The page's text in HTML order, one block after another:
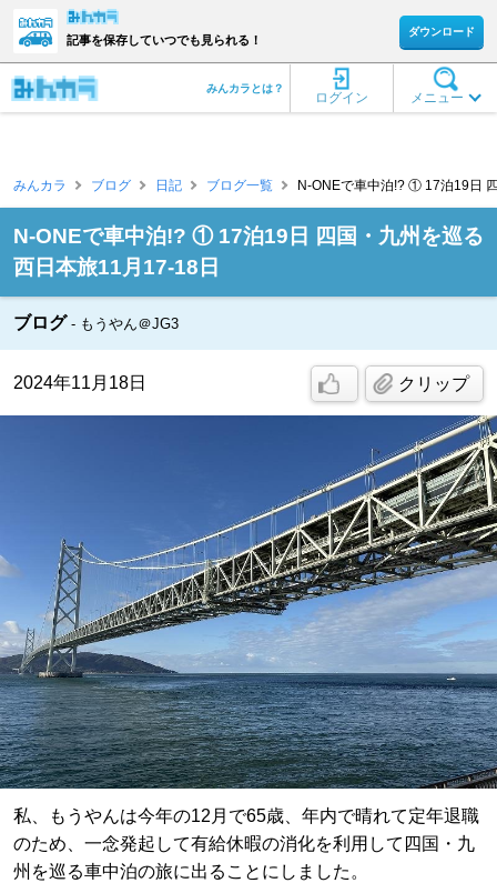
記事を保存していつでも見られる！
ダウンロード
メニュー
ログイン
みんカラとは？
みんカラ ブログ 日記 ブログ一覧 N-ONEで車中泊!? ① 17泊19日
N-ONEで車中泊!? ① 17泊19日 四国・九州を巡る
西日本旅11月17-18日
ブログ もうやん＠JG3
2024年11月18日 クリップ
私、もうやんは今年の12月で65歳、年内で晴れて定年退職
のため、一念発起して有給休暇の消化を利用して四国・九
州を巡る車中泊の旅に出ることにしました。